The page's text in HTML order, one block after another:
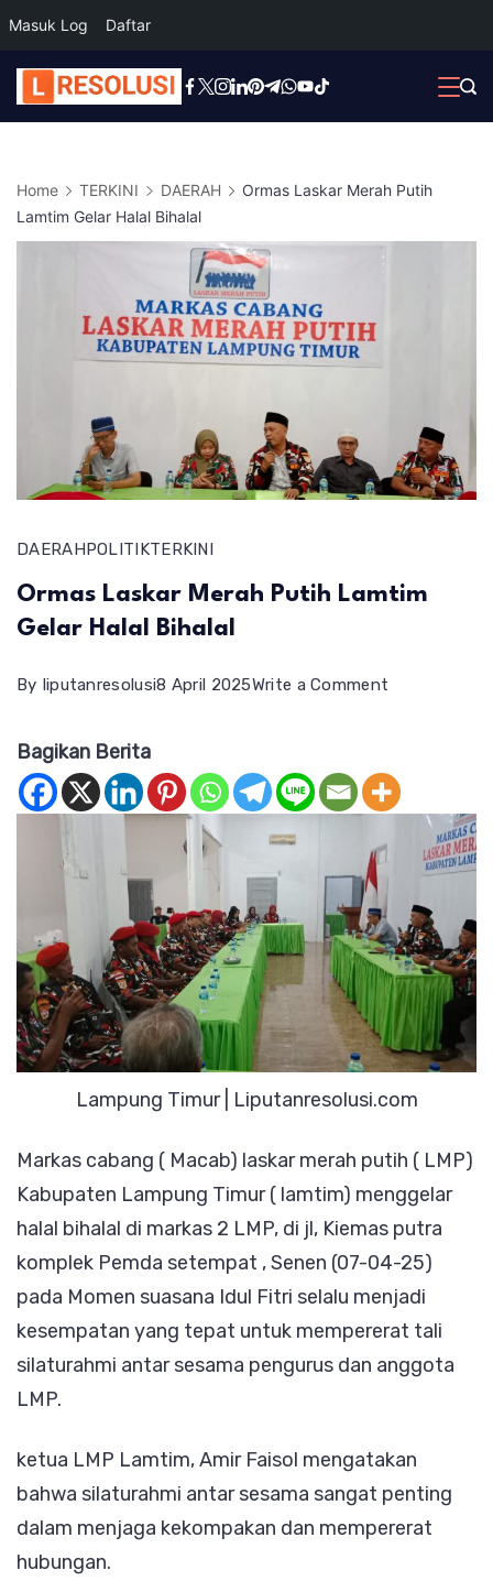
Masuk Log Daftar
Skip
to
Home TERKINI DAERAH
Ormas Laskar Merah Putih
Lamtim Gelar Halal Bihalal
DAERAHPOLITIKTERKINI
Ormas Laskar Merah Putih Lamtim
Gelar Halal Bihalal
By liputanresolusi8 April 2025Write a Comment
Merah
Putih
Lamtim
Halal
Bihalal
Bagikan Berita
Lampung Timur | Liputanresolusi.com
Markas cabang ( Macab) laskar merah putih ( LMP)
Kabupaten Lampung Timur ( lamtim) menggelar
halal bihalal di markas 2 LMP, di jl, Kiemas putra
komplek Pemda setempat , Senen (07-04-25)
pada Momen suasana Idul Fitri selalu menjadi
kesempatan yang tepat untuk mempererat tali
silaturahmi antar sesama pengurus dan anggota
LMP.
ketua LMP Lamtim, Amir Faisol mengatakan
bahwa silaturahmi antar sesama sangat penting
dalam menjaga kekompakan dan mempererat
hubungan.